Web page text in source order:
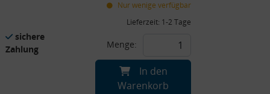
sichere
Zahlung
Nur wenige verfügbar
Lieferzeit: 1-2 Tage
Menge:
In den
Warenkorb